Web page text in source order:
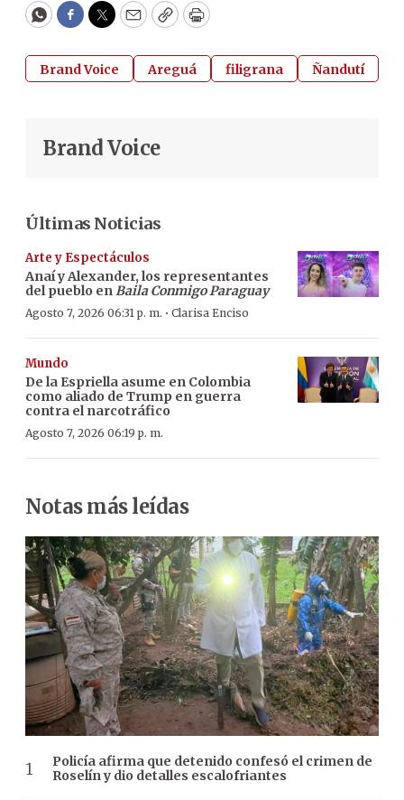
WhatsApp
Facebook
Twitter
EmailCopyPrint
Brand Voice Areguá filigrana Ñandutí
Brand Voice
Últimas Noticias
Arte y Espectáculos
Anaí y Alexander, los representantes
del pueblo enBaila Conmigo Paraguay
Agosto 7, 2026 06:31 p. m. · Clarisa Enciso
Mundo
De la Espriella asume en Colombia
como aliado de Trump en guerra
contra el narcotráfico
Agosto 7, 2026 06:19 p. m.
Notas más leídas
Policía afirma que detenido confesó el crimen de
Roselín y dio detalles escalofriantes